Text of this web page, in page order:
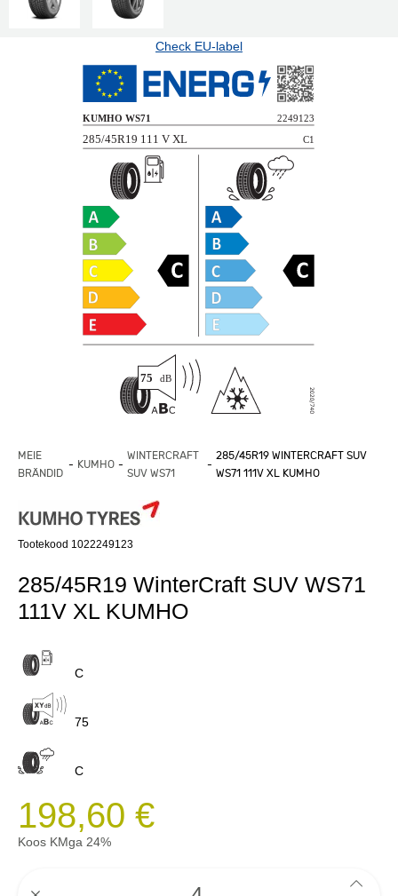
MEIE
BRÄNDID
KUMHO
WINTERCRAFT
SUV WS71
285/45R19 WINTERCRAFT SUV
WS71 111V XL KUMHO
Tootekood 1022249123
285/45R19 WinterCraft SUV WS71
111V XL KUMHO
C
75
C
198,60 €
Koos KMga 24%
Check EU-label